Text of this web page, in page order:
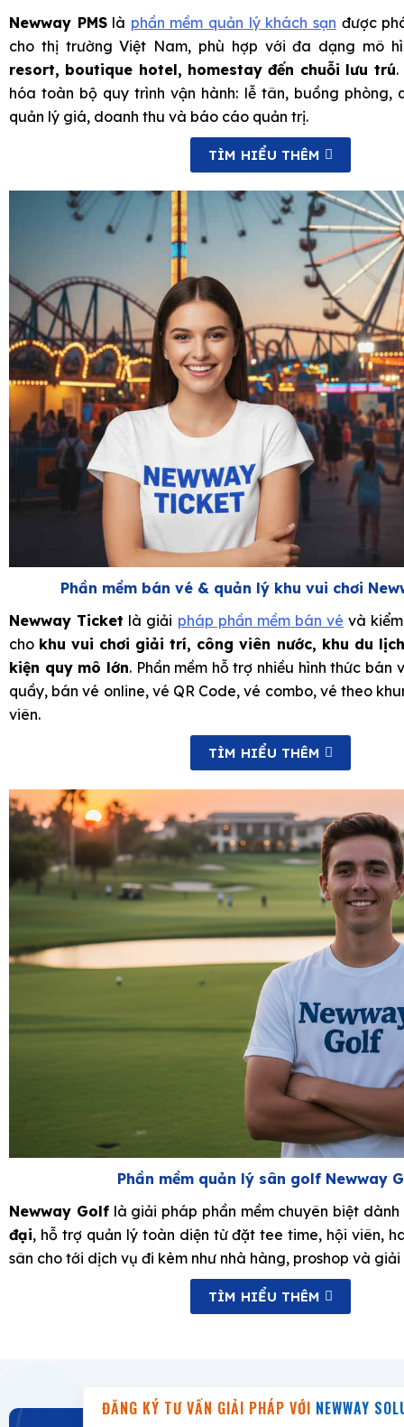
Newway PMSlà phần mềm quản lý khách sạn được
cho thị trường Việt Nam, phù hợp với đa dạng mô
resort, boutique hotel, homestay đến chuỗi lưu trú.
hóa toàn bộ quy trình vận hành: lễ tân, buồng phòng,
quản lý giá, doanh thu và báo cáo quản trị.
TÌM HIỂU THÊM
Phần mềm bán vé & quản lý khu vui chơi
Newway Ticket là giải pháp phần mềm bán vé và
cho khu vui chơi giải trí, công viên nước, khu du
kiện quy mô lớn. Phần mềm hỗ trợ nhiều hình thức bán
quầy, bán vé online, vé QR Code, vé combo, vé theo
viên.
TÌM HIỂU THÊM
Phần mềm quản lý sân golf Newway
Newway Golflà giải pháp phần mềm chuyên biệt
đại, hỗ trợ quản lý toàn diện từ đặt tee time, hội viên,
sân cho tới dịch vụ đi kèm như nhà hàng, proshop và giải
TÌM HIỂU THÊM
ĐĂNG KÝ TƯ VẤN GIẢI PHÁP VỚI NEWWAY